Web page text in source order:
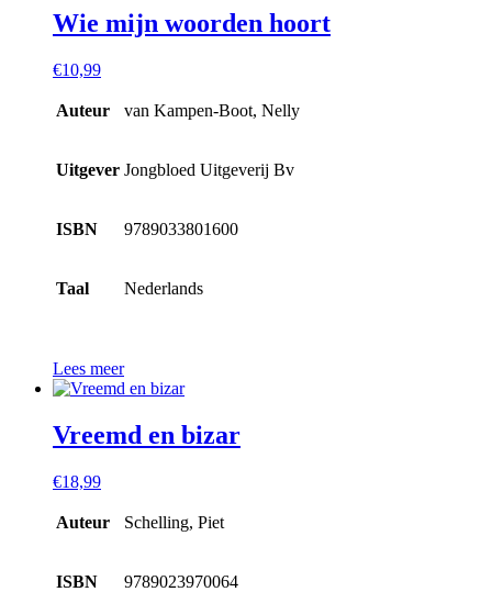
Wie mijn woorden hoort
€10,99
Auteur van Kampen-Boot, Nelly
Uitgever Jongbloed Uitgeverij Bv
ISBN 9789033801600
Taal Nederlands
Lees meer
Vreemd en bizar
€18,99
Auteur Schelling, Piet
ISBN 9789023970064